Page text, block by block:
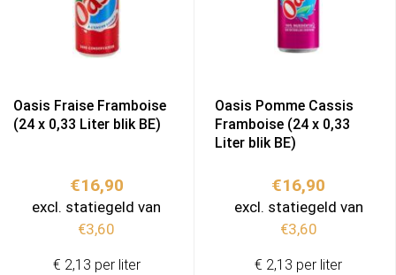
Oasis Fraise Framboise
(24 x 0,33 Liter blik BE)
€16,90
excl. statiegeld van
€3,60
€ 2,13 per liter
Oasis Pomme Cassis
Framboise (24 x 0,33
Liter blik BE)
€16,90
excl. statiegeld van
€3,60
€ 2,13 per liter